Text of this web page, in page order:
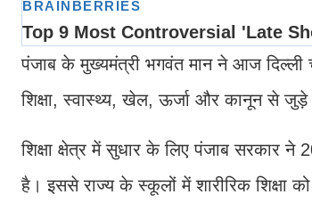
पंजाब के मुख्यमंत्री भगवंत मान ने आज दिल्ली
शिक्षा, स्वास्थ्य, खेल, ऊर्जा और कानून से
शिक्षा क्षेत्र में सुधार के लिए पंजाब सरकार
है। इससे राज्य के स्कूलों में शारीरिक शिक्षा